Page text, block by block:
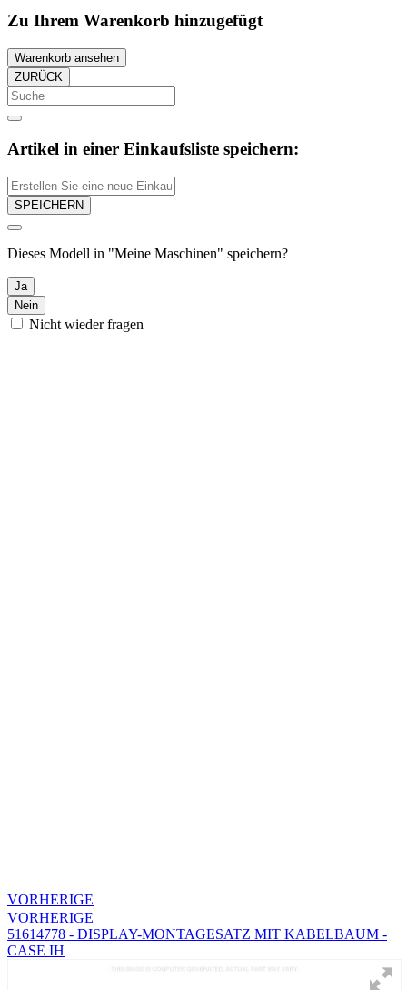
Zu Ihrem Warenkorb hinzugefügt
Warenkorb ansehen
ZURÜCK
Artikel in einer Einkaufsliste speichern:
SPEICHERN
Dieses Modell in "Meine Maschinen" speichern?
Ja
Nein
Nicht wieder fragen
VORHERIGE
VORHERIGE
51614778 - DISPLAY-MONTAGESATZ MIT KABELBAUM -
CASE IH